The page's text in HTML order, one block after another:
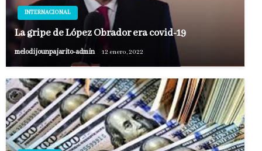
INTERNACIONAL
La gripe de López Obrador era covid-19
melodijounpajarito-admin 12 enero, 2022